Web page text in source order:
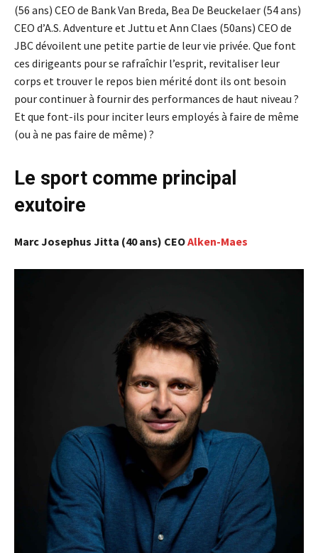
(56 ans) CEO de Bank Van Breda, Bea De Beuckelaer (54 ans)
CEO d’A.S. Adventure et Juttu et Ann Claes (50ans) CEO de
JBC dévoilent une petite partie de leur vie privée. Que font
ces dirigeants pour se rafraîchir l’esprit, revitaliser leur
corps et trouver le repos bien mérité dont ils ont besoin
pour continuer à fournir des performances de haut niveau ?
Et que font-ils pour inciter leurs employés à faire de même
(ou à ne pas faire de même) ?
Le sport comme principal
exutoire
Marc Josephus Jitta (40 ans) CEOAlken-Maes